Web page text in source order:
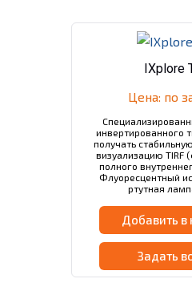
IXplore
Цена: по
инвертированного
получать
визуализацию TIRF
полного
Флуоресцентный
ртутная
Добавить в
Задать